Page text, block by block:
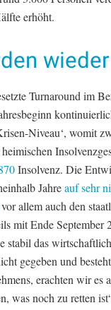
erhöht.
Turnaround im
Niveau‘, womit
Insolvenz. Die
Jahreauf sehr
vor allem auch den
mit Ende September
stabil das
gegeben und
erachten wir
was noch zu retten